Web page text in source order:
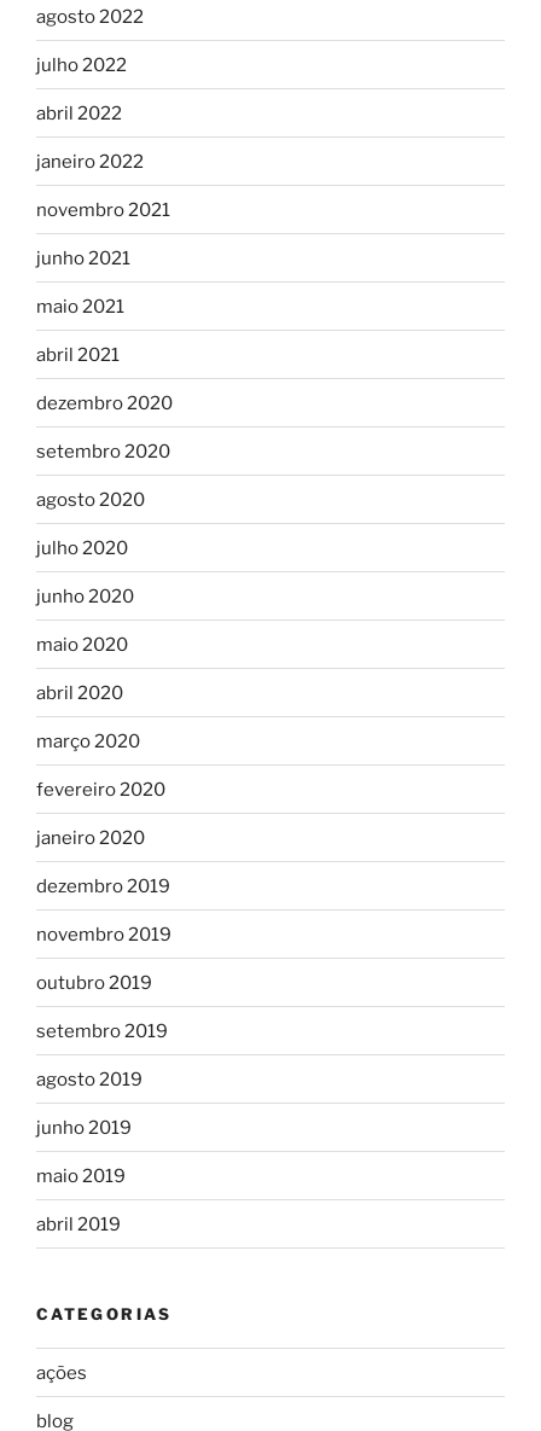
agosto 2022
julho 2022
abril 2022
janeiro 2022
novembro 2021
junho 2021
maio 2021
abril 2021
dezembro 2020
setembro 2020
agosto 2020
julho 2020
junho 2020
maio 2020
abril 2020
março 2020
fevereiro 2020
janeiro 2020
dezembro 2019
novembro 2019
outubro 2019
setembro 2019
agosto 2019
junho 2019
maio 2019
abril 2019
CATEGORIAS
ações
blog